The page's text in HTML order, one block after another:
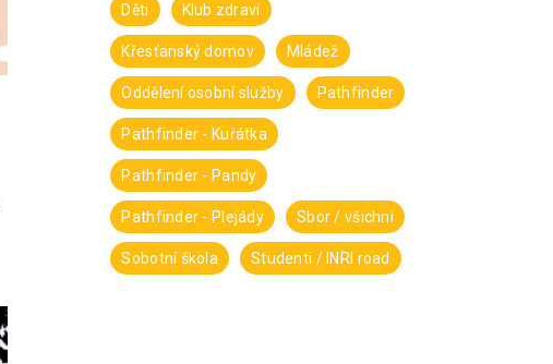
Děti Klub zdraví
Křesťanský domov Mládež
Oddělení osobní služby Pathfinder
Pathfinder - Kuřátka
Pathfinder - Pandy
Pathfinder - Plejády Sbor / všichni
Sobotní škola Studenti / INRI road